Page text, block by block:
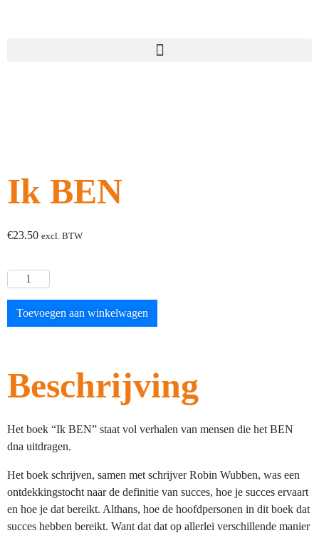
Ik BEN
€23.50 excl. BTW
Toevoegen aan winkelwagen
Beschrijving
Het boek “Ik BEN” staat vol verhalen van mensen die het BEN
dna uitdragen.
Het boek schrijven, samen met schrijver Robin Wubben, was een
ontdekkingstocht naar de definitie van succes, hoe je succes ervaart
en hoe je dat bereikt. Althans, hoe de hoofdpersonen in dit boek dat
succes hebben bereikt. Want dat dat op allerlei verschillende manier